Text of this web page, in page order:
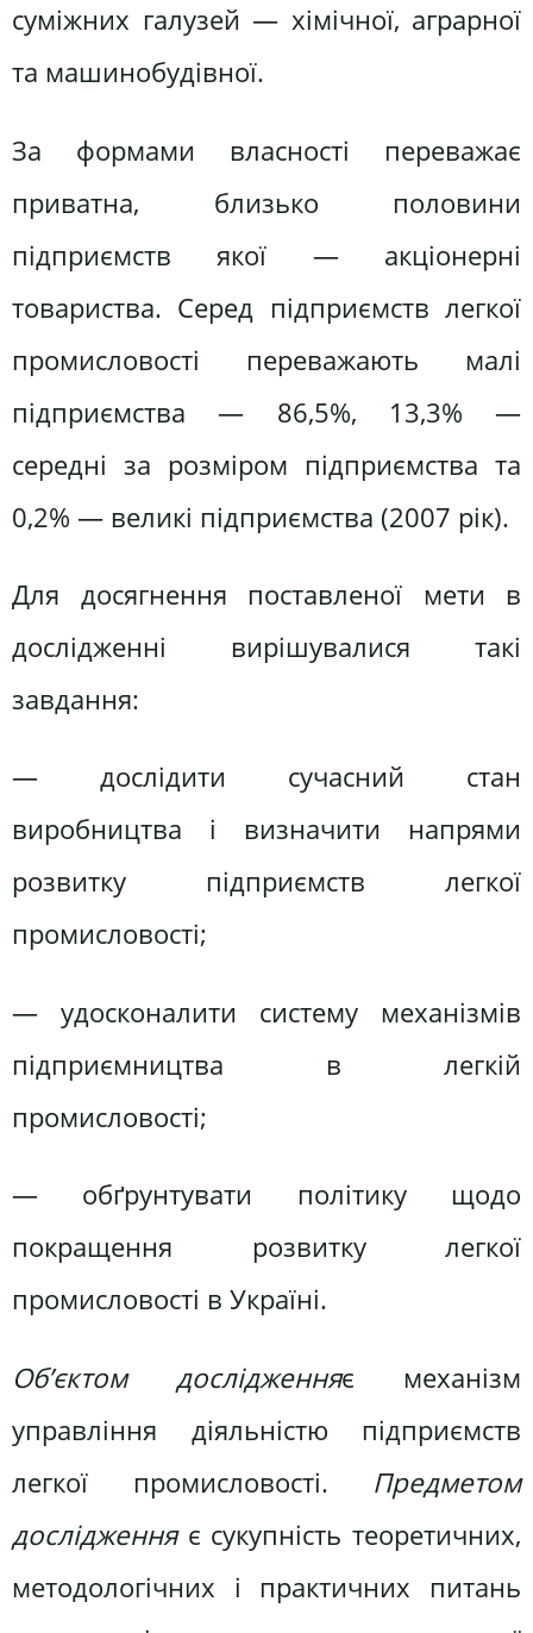
суміжних галузей — хімічної, аграрної
та машинобудівної.
За формами власності переважає
приватна, близько половини
підприємств якої — акціонерні
товариства. Серед підприємств легкої
промисловості переважають малі
підприємства — 86,5%, 13,3% —
середні за розміром підприємства та
0,2% — великі підприємства (2007 рік).
Для досягнення поставленої мети в
дослідженні вирішувалися такі
завдання:
— дослідити сучасний стан
виробництва і визначити напрями
розвитку підприємств легкої
промисловості;
— удосконалити систему механізмів
підприємництва в легкій
промисловості;
— обґрунтувати політику щодо
покращення розвитку легкої
промисловості в Україні.
Об’єктом дослідженняє механізм
управління діяльністю підприємств
легкої промисловості. Предметом
дослідженняє сукупність теоретичних,
методологічних і практичних питань